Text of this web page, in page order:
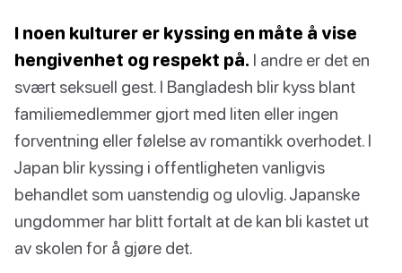
I noen kulturer er kyssing en måte å vise
hengivenhet og respekt på. I andre er det en
svært seksuell gest. I Bangladesh blir kyss blant
familiemedlemmer gjort med liten eller ingen
forventning eller følelse av romantikk overhodet. I
Japan blir kyssing i offentligheten vanligvis
behandlet som uanstendig og ulovlig. Japanske
ungdommer har blitt fortalt at de kan bli kastet ut
av skolen for å gjøre det.